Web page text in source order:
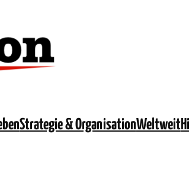
Strategie & OrganisationWeltweit